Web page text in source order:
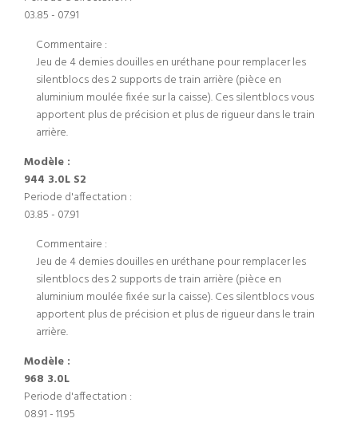
03.85 - 07.91
Commentaire :
Jeu de 4 demies douilles en uréthane pour remplacer les
silentblocs des 2 supports de train arrière (pièce en
aluminium moulée fixée sur la caisse). Ces silentblocs vous
apportent plus de précision et plus de rigueur dans le train
arrière.
Modèle :
944 3.0L S2
Periode d'affectation :
03.85 - 07.91
Commentaire :
Jeu de 4 demies douilles en uréthane pour remplacer les
silentblocs des 2 supports de train arrière (pièce en
aluminium moulée fixée sur la caisse). Ces silentblocs vous
apportent plus de précision et plus de rigueur dans le train
arrière.
Modèle :
968 3.0L
Periode d'affectation :
08.91 - 11.95